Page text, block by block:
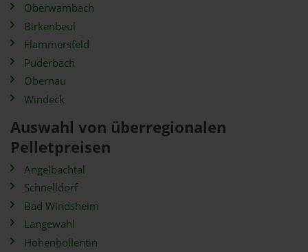
Oberwambach
Birkenbeul
Flammersfeld
Puderbach
Obernau
Windeck
Auswahl von überregionalen
Pelletpreisen
Angelbachtal
Schnelldorf
Bad Windsheim
Langewahl
Hohenbollentin